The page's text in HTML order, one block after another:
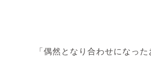
「偶然となり合わせになっ